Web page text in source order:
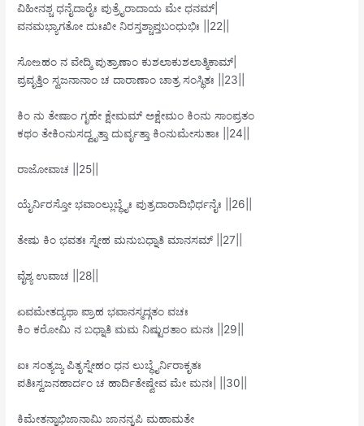
ವಿಹೀನಶ್ಚ ಧನೈದಾರೈಃ ಪುತ್ರೈರಾದಾಯ ಮೇ ಧನಮ್|
ವನಮಭ್ಯಾಗತೋ ದುಃಖೀ ನಿರಸ್ತಶ್ಚಾಪ್ತಬಂಧುಭಿಃ ||22||
ಸೋ‌உಹಂ ನ ವೇದ್ಮಿ ಪುತ್ರಾಣಾಂ ಕುಶಲಾಕುಶಲಾತ್ಮಿಕಾಮ್|
ಪ್ರವೃತ್ತಿಂ ಸ್ವಜನಾನಾಂ ಚ ದಾರಾಣಾಂ ಚಾತ್ರ ಸಂಸ್ಥಿತಃ ||23||
ಕಿಂ ನು ತೇಷಾಂ ಗೃಹೇ ಕ್ಷೇಮಮ್ ಅಕ್ಷೇಮಂ ಕಿಂನು ಸಾಂಪ್ರತಂ
ಕಥಂ ತೇಕಿಂನುಸದ್ವೃತ್ತಾ ದುರ್ವೃತ್ತಾ ಕಿಂನುಮೇಸುತಾಃ ||24||
ರಾಜೋವಾಚ ||25||
ಯೈರ್ನಿರಸ್ತೋ ಭವಾಂಲ್ಲುಬ್ಧೈಃ ಪುತ್ರದಾರಾದಿಭಿರ್ಧನೈಃ ||26||
ತೇಷು ಕಿಂ ಭವತಃ ಸ್ನೇಹ ಮನುಬಧ್ನಾತಿ ಮಾನಸಮ್ ||27||
ವೈಶ್ಯ ಉವಾಚ ||28||
ಏವಮೇತದ್ಯಥಾ ಪ್ರಾಹ ಭವಾನಸ್ಮದ್ಗತಂ ವಚಃ
ಕಿಂ ಕರೋಮಿ ನ ಬಧ್ನಾತಿ ಮಮ ನಿಷ್ಟುರತಾಂ ಮನಃ ||29||
ಐಃ ಸಂತ್ಯಜ್ಯ ಪಿತೃಸ್ನೇಹಂ ಧನ ಲುಬ್ಧೈರ್ನಿರಾಕೃತಃ
ಪತಿಃಸ್ವಜನಹಾರ್ದಂ ಚ ಹಾರ್ದಿತೇಷ್ವೇವ ಮೇ ಮನಃ| ||30||
ಕಿಮೇತನ್ನಾಭಿಜಾನಾಮಿ ಜಾನನ್ನಪಿ ಮಹಾಮತೇ